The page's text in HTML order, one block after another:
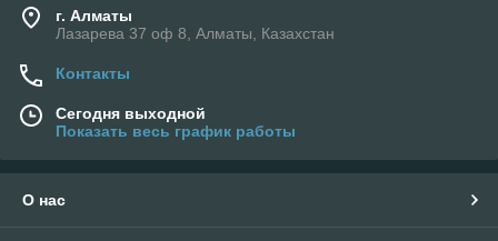
г. Алматы
Лазарева 37 оф 8, Алматы, Казахстан
Контакты
Сегодня выходной
Показать весь график работы
О нас